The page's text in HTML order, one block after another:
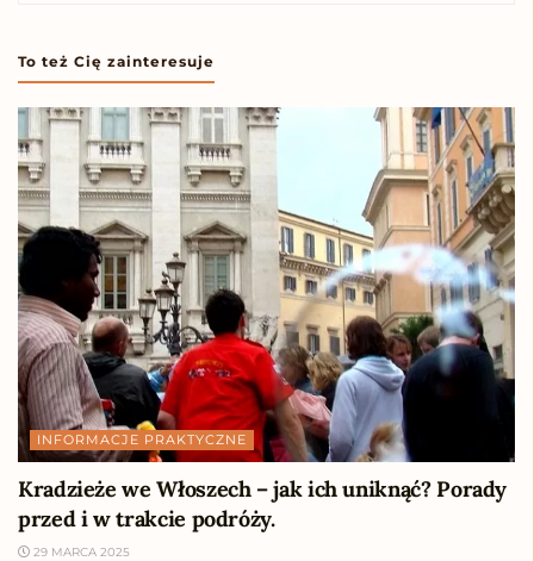
To też Cię zainteresuje
INFORMACJE PRAKTYCZNE
Kradzieże we Włoszech – jak ich uniknąć? Porady
przed i w trakcie podróży.
29 MARCA 2025